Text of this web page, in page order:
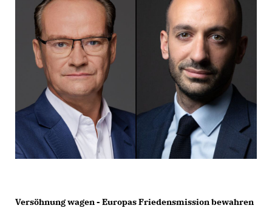
Versöhnung wagen - Europas Friedensmission bewahren